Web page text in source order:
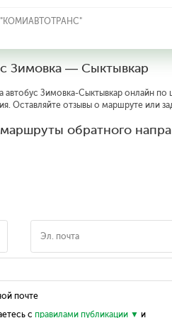
Зимовка — Сыктывкар
Зимовка-Сыктывкар онлайн по
Оставляйте отзывы о маршруте или
обратного
почте
с правилами публикации и